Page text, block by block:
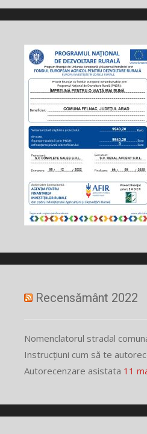
Recensământ 2022
Nomenclatorul stradal
Instrucțiuni cum să te
Autorecenzare asistata 11